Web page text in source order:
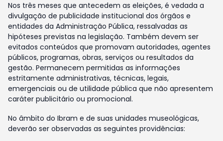
Nos três meses que antecedem as eleições, é vedada a
divulgação de publicidade institucional dos órgãos e
entidades da Administração Pública, ressalvadas as
hipóteses previstas na legislação. Também devem ser
evitados conteúdos que promovam autoridades, agentes
públicos, programas, obras, serviços ou resultados da
gestão. Permanecem permitidas as informações
estritamente administrativas, técnicas, legais,
emergenciais ou de utilidade pública que não apresentem
caráter publicitário ou promocional.
No âmbito do Ibram e de suas unidades museológicas,
deverão ser observadas as seguintes providências: